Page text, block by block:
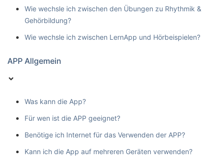
Wie wechsle ich zwischen den Übungen zu Rhythmik &
Gehörbildung?
Wie wechsle ich zwischen LernApp und Hörbeispielen?
APP Allgemein
Was kann die App?
Für wen ist die APP geeignet?
Benötige ich Internet für das Verwenden der APP?
Kann ich die App auf mehreren Geräten verwenden?